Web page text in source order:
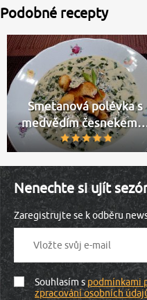
Podobné recepty
Smetanová polévka s
medvědím
Nenechte si ujít
Zaregistrujte se k odběru
Souhlasím spodmínkami
zpracování osobních